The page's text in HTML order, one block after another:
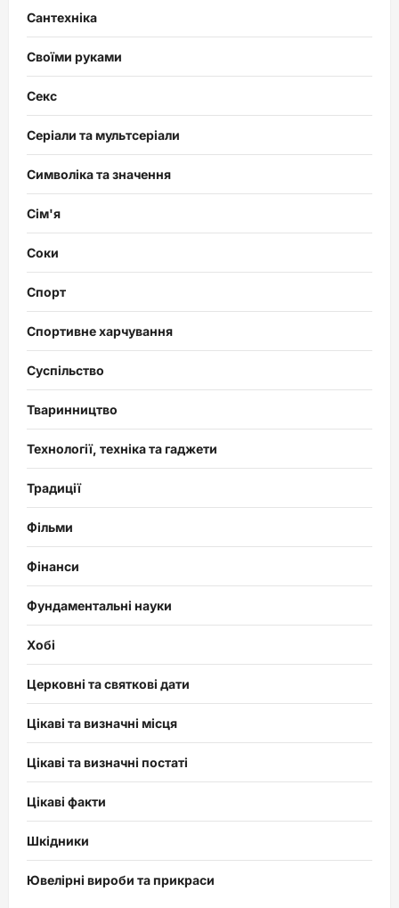
Сантехніка
Своїми руками
Секс
Серіали та мультсеріали
Символіка та значення
Сім'я
Соки
Спорт
Спортивне харчування
Суспільство
Тваринництво
Технології, техніка та гаджети
Традиції
Фільми
Фінанси
Фундаментальні науки
Хобі
Церковні та святкові дати
Цікаві та визначні місця
Цікаві та визначні постаті
Цікаві факти
Шкідники
Ювелірні вироби та прикраси